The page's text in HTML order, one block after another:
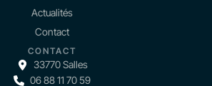
Actualités
Contact
CONTACT
33770 Salles
06 88 11 70 59